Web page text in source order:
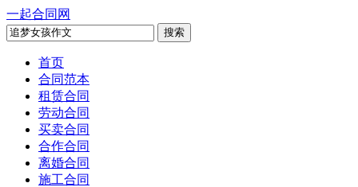
一起合同网
搜索
首页
合同范本
租赁合同
劳动合同
买卖合同
合作合同
离婚合同
施工合同